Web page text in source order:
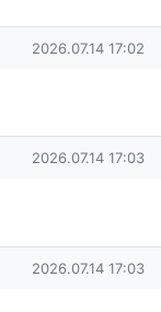
작성일
2026.07.14 17:02
작성일
2026.07.14 17:03
작성일
2026.07.14 17:03